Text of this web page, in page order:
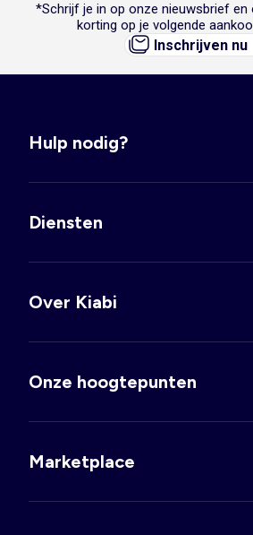
*Schrijf je in op onze nieuwsbrief en
korting op je volgende
Inschrijven nu
Hulp nodig?
Diensten
Over Kiabi
Onze hoogtepunten
Marketplace